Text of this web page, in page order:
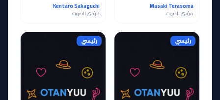
Masaki Terasoma
مؤدي الصوت
Kentaro Sakaguchi
مؤدي الصوت
رئيسي رئيسي